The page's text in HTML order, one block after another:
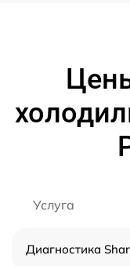
Услуга
Диагностика